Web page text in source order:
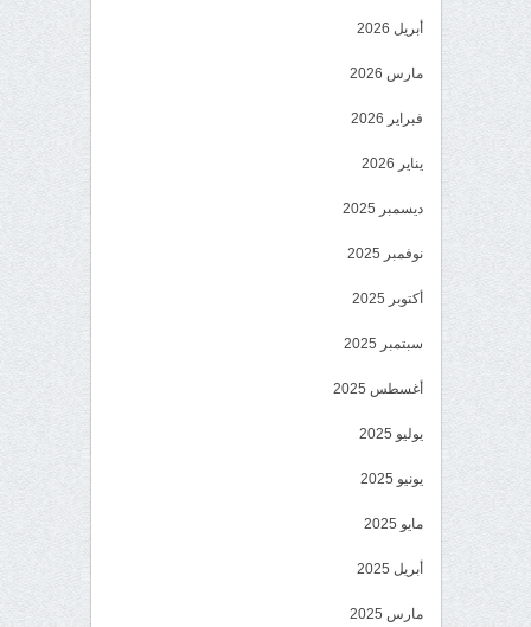
أبريل 2026
مارس 2026
فبراير 2026
يناير 2026
ديسمبر 2025
نوفمبر 2025
أكتوبر 2025
سبتمبر 2025
أغسطس 2025
يوليو 2025
يونيو 2025
مايو 2025
أبريل 2025
مارس 2025